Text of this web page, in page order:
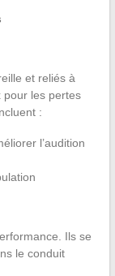
et reliés à
pour les pertes
:
l’audition
Ils se
le conduit